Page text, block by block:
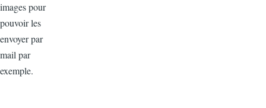
images pour
pouvoir les
envoyer par
mail par
exemple.